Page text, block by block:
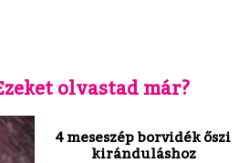
olvastad már?
4 meseszép borvidék őszi
kiránduláshoz